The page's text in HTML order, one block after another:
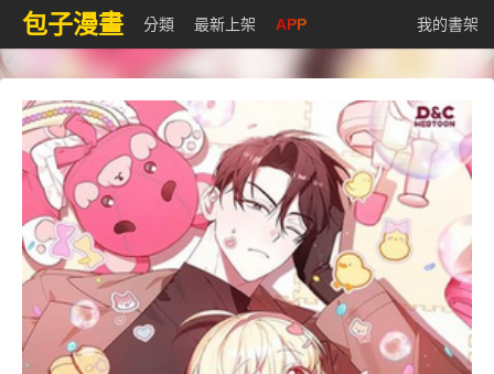
包子漫畫 分類 最新上架 APP 我的書架